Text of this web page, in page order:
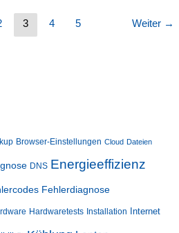
3 4 5 Weiter →
Browser-Einstellungen Cloud Dateien
DNS Energieeffizienz
Fehlerdiagnose
Hardwaretests Installation Internet